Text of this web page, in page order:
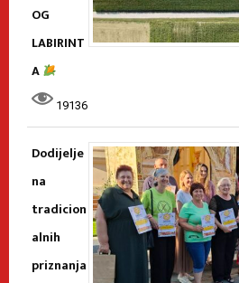
OG
LABIRINT
A
19136
Dodijelje
na
tradicion
alnih
priznanja